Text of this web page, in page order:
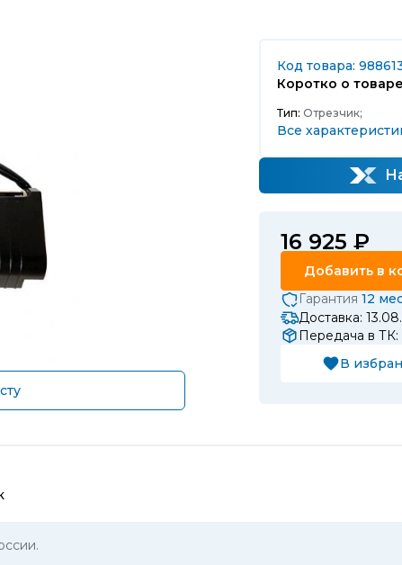
Код товара:
Коротко о
Тип: Отрезчик;
Все
16 925 ₽
Добавить в
Гарантия 12
Доставка:
Передача в ТК:
В